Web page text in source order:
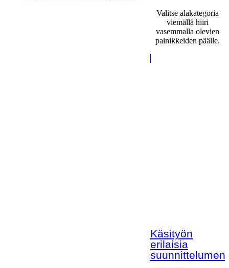
Valitse alakategoria
viemällä hiiri
vasemmalla olevien
painikkeiden päälle.
Käsityön
erilaisia